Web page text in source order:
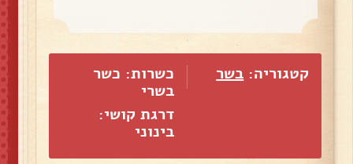
קטגוריה: בשר
כשרות: כשר
בשרי
דרגת קושי:
בינוני